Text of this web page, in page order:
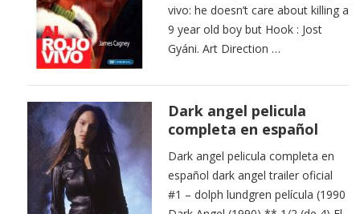
vivo: he doesn’t care about killing a
9 year old boy but Hook : Jost
Gyáni. Art Direction …
Dark angel pelicula
completa en español
Dark angel pelicula completa en
español dark angel trailer oficial
#1 – dolph lundgren película (1990